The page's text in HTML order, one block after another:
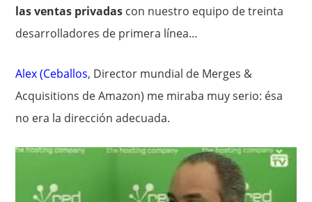
las ventas privadas con nuestro equipo de treinta
desarrolladores de primera línea…
Alex (Ceballos, Director mundial de Merges &
Acquisitions de Amazon) me miraba muy serio: ésa
no era la dirección adecuada.